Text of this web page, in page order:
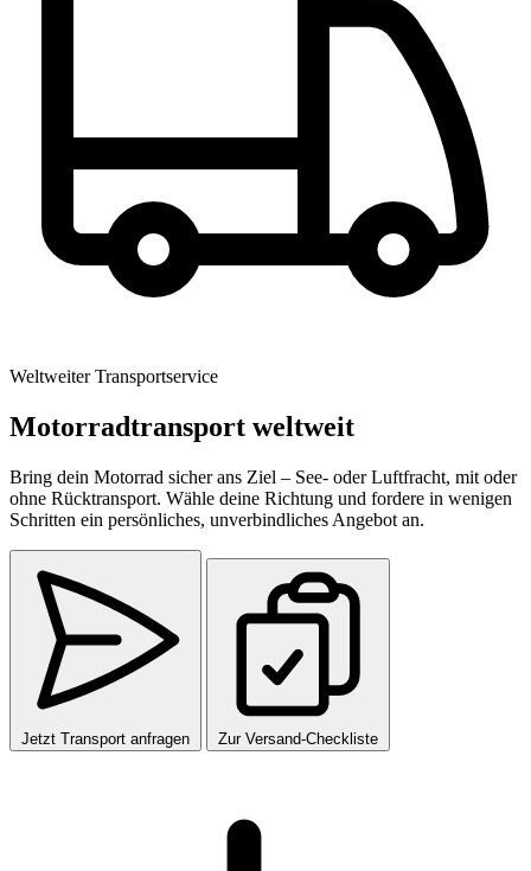
Weltweiter Transportservice
Motorradtransport weltweit
Bring dein Motorrad sicher ans Ziel – See- oder Luftfracht, mit oder
ohne Rücktransport. Wähle deine Richtung und fordere in wenigen
Schritten ein persönliches, unverbindliches Angebot an.
Jetzt Transport anfragen Zur Versand-Checkliste